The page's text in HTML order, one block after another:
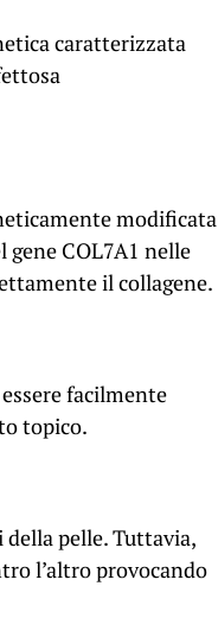
caratterizzata
modificata
COL7A1 nelle
il collagene.
facilmente
topico.
pelle. Tuttavia,
l’altro provocando